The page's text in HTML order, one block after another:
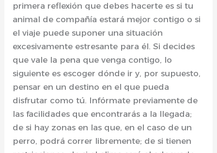
primera reflexión que debes hacerte es si tu
animal de compañía estará mejor contigo o si
el viaje puede suponer una situación
excesivamente estresante para él. Si decides
que vale la pena que venga contigo, lo
siguiente es escoger dónde ir y, por supuesto,
pensar en un destino en el que pueda
disfrutar como tú. Infórmate previamente de
las facilidades que encontrarás a la llegada;
de si hay zonas en las que, en el caso de un
perro, podrá correr libremente; de si tienen